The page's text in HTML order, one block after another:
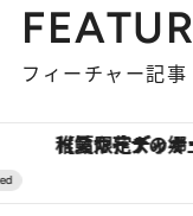
フィーチャー記事
【夏限定ディナーコース】旬を迎える稚鮎や